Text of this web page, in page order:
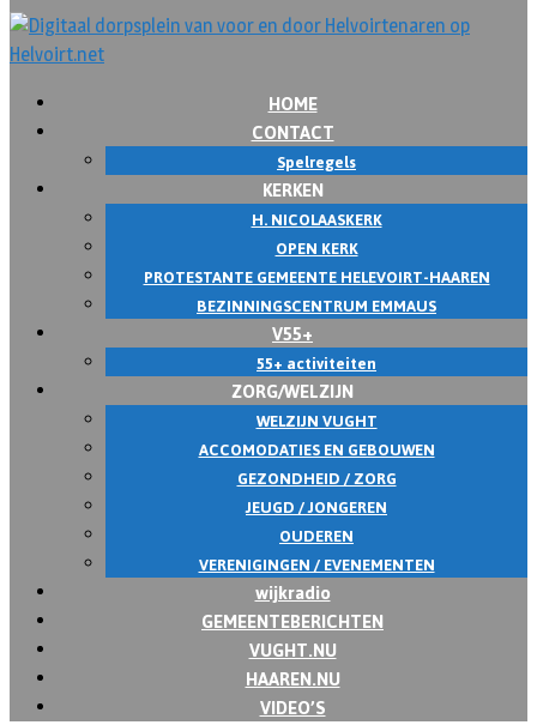
HOME
CONTACT
Spelregels
KERKEN
H. NICOLAASKERK
OPEN KERK
PROTESTANTE GEMEENTE HELEVOIRT-HAAREN
BEZINNINGSCENTRUM EMMAUS
V55+
55+ activiteiten
ZORG/WELZIJN
WELZIJN VUGHT
ACCOMODATIES EN GEBOUWEN
GEZONDHEID / ZORG
JEUGD / JONGEREN
OUDEREN
VERENIGINGEN / EVENEMENTEN
wijkradio
GEMEENTEBERICHTEN
VUGHT.NU
HAAREN.NU
VIDEO’S